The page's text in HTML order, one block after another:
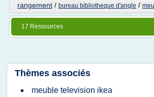
rangement / bureau bibliotheque d'angle /
17 Ressources
Thèmes associés
meuble television ikea